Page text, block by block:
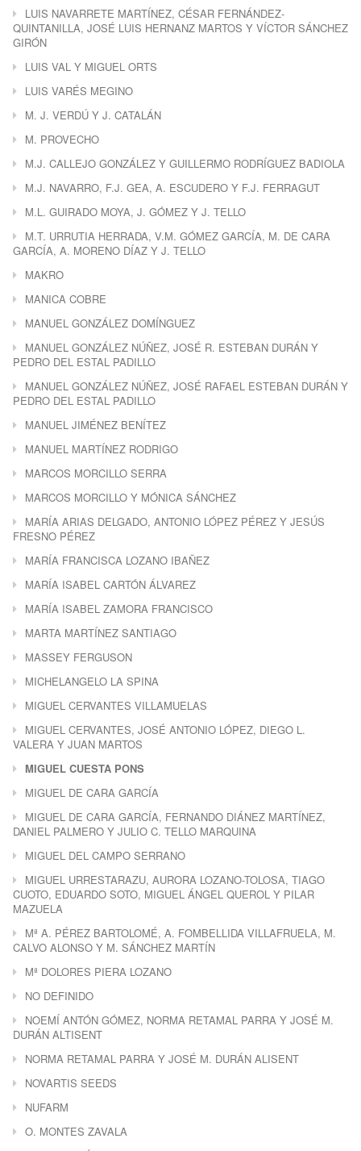
LUIS NAVARRETE MARTÍNEZ, CÉSAR FERNÁNDEZ-
QUINTANILLA, JOSÉ LUIS HERNANZ MARTOS Y VÍCTOR SÁNCHEZ
GIRÓN
LUIS VAL Y MIGUEL ORTS
LUIS VARÉS MEGINO
M. J. VERDÚ Y J. CATALÁN
M. PROVECHO
M.J. CALLEJO GONZÁLEZ Y GUILLERMO RODRÍGUEZ BADIOLA
M.J. NAVARRO, F.J. GEA, A. ESCUDERO Y F.J. FERRAGUT
M.L. GUIRADO MOYA, J. GÓMEZ Y J. TELLO
M.T. URRUTIA HERRADA, V.M. GÓMEZ GARCÍA, M. DE CARA
GARCÍA, A. MORENO DÍAZ Y J. TELLO
MAKRO
MANICA COBRE
MANUEL GONZÁLEZ DOMÍNGUEZ
MANUEL GONZÁLEZ NÚÑEZ, JOSÉ R. ESTEBAN DURÁN Y
PEDRO DEL ESTAL PADILLO
MANUEL GONZÁLEZ NÚÑEZ, JOSÉ RAFAEL ESTEBAN DURÁN Y
PEDRO DEL ESTAL PADILLO
MANUEL JIMÉNEZ BENÍTEZ
MANUEL MARTÍNEZ RODRIGO
MARCOS MORCILLO SERRA
MARCOS MORCILLO Y MÓNICA SÁNCHEZ
MARÍA ARIAS DELGADO, ANTONIO LÓPEZ PÉREZ Y JESÚS
FRESNO PÉREZ
MARÍA FRANCISCA LOZANO IBAÑEZ
MARÍA ISABEL CARTÓN ÁLVAREZ
MARÍA ISABEL ZAMORA FRANCISCO
MARTA MARTÍNEZ SANTIAGO
MASSEY FERGUSON
MICHELANGELO LA SPINA
MIGUEL CERVANTES VILLAMUELAS
MIGUEL CERVANTES, JOSÉ ANTONIO LÓPEZ, DIEGO L.
VALERA Y JUAN MARTOS
MIGUEL CUESTA PONS
MIGUEL DE CARA GARCÍA
MIGUEL DE CARA GARCÍA, FERNANDO DIÁNEZ MARTÍNEZ,
DANIEL PALMERO Y JULIO C. TELLO MARQUINA
MIGUEL DEL CAMPO SERRANO
MIGUEL URRESTARAZU, AURORA LOZANO-TOLOSA, TIAGO
CUOTO, EDUARDO SOTO, MIGUEL ÁNGEL QUEROL Y PILAR
MAZUELA
Mª A. PÉREZ BARTOLOMÉ, A. FOMBELLIDA VILLAFRUELA, M.
CALVO ALONSO Y M. SÁNCHEZ MARTÍN
Mª DOLORES PIERA LOZANO
NO DEFINIDO
NOEMÍ ANTÓN GÓMEZ, NORMA RETAMAL PARRA Y JOSÉ M.
DURÁN ALTISENT
NORMA RETAMAL PARRA Y JOSÉ M. DURÁN ALISENT
NOVARTIS SEEDS
NUFARM
O. MONTES ZAVALA